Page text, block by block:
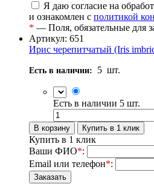
Я даю согласие на
и ознакомлен с политикой
* — Поля, обязательные для
Артикул: 651
Ирис черепитчатый (Iris
Есть в наличии: 5 шт.
Есть в наличии 5 шт.
Купить в 1 клик
Ваши ФИО*:
Email или телефон*: